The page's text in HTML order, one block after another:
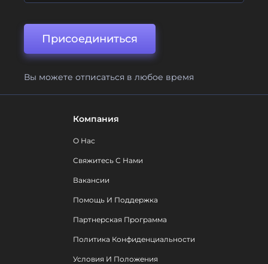
Присоединиться
Вы можете отписаться в любое время
Компания
О Нас
Свяжитесь С Нами
Вакансии
Помощь И Поддержка
Партнерская Программа
Политика Конфиденциальности
Условия И Положения